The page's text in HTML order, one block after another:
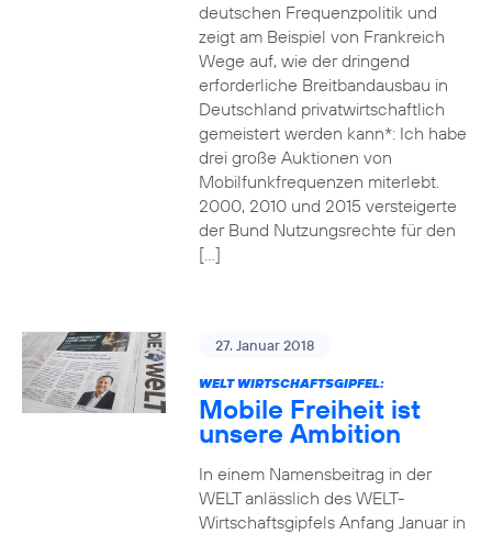
deutschen Frequenzpolitik und
zeigt am Beispiel von Frankreich
Wege auf, wie der dringend
erforderliche Breitbandausbau in
Deutschland privatwirtschaftlich
gemeistert werden kann*: Ich habe
drei große Auktionen von
Mobilfunkfrequenzen miterlebt.
2000, 2010 und 2015 versteigerte
der Bund Nutzungsrechte für den
[…]
27. Januar 2018
WELT WIRTSCHAFTSGIPFEL:
Mobile Freiheit ist
unsere Ambition
In einem Namensbeitrag in der
WELT anlässlich des WELT-
Wirtschaftsgipfels Anfang Januar in